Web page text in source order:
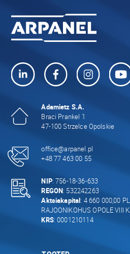
Adamietz S.A.
Braci Prankel 1
47-100 Strzelce Opolskie
office@arpanel.pl
+48 77 463 00 55
NIP: 756-18-36-633
REGON: 532242263
Aktsiakapital: 4 660 000,00
RAJOONIKOHUS OPOLE VIII
KRS: 0001210114